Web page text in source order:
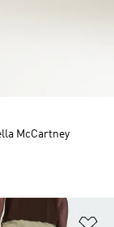
de produits
McCartney